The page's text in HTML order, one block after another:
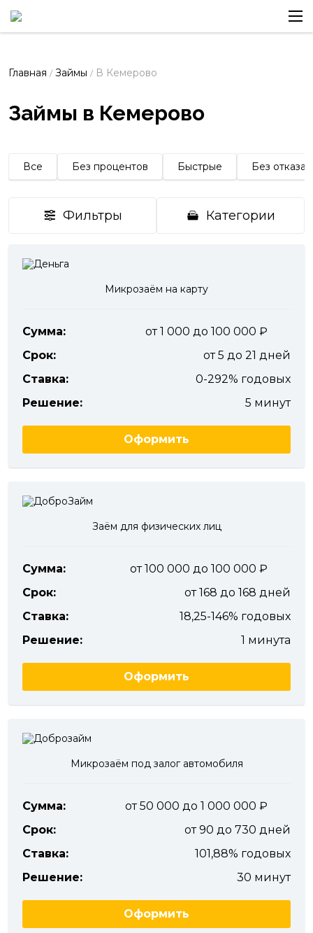
Главная / Займы / В Кемерово
Займы в Кемерово
Все Без процентов Быстрые Без отказа
Фильтры Категории
Микрозаём на карту
Сумма:
от 1 000 до 100 000
Срок:
от 5 до 21 дней
Ставка:
0-292% годовых
Решение:
5 минут
Оформить
Заём для физических лиц
Сумма:
от 100 000 до 100 000
Срок:
от 168 до 168 дней
Ставка:
18,25-146% годовых
Решение:
1 минута
Оформить
Микрозаём под залог автомобиля
Сумма:
от 50 000 до 1 000 000
Срок:
от 90 до 730 дней
Ставка:
101,88% годовых
Решение:
30 минут
Оформить